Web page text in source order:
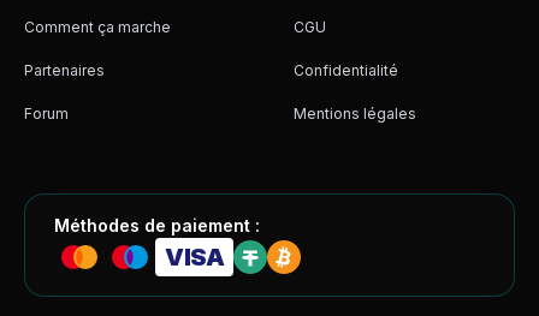
Comment ça marche
Partenaires
Forum
CGU
Confidentialité
Mentions légales
Méthodes de paiement :
VISA